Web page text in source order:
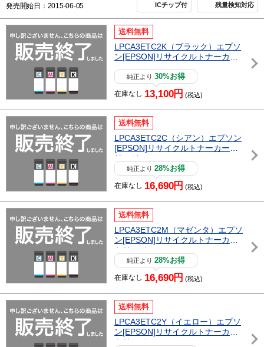
発売開始日：2015-06-05 ICチップ付 残量検知対応
送料無料
LPCA3ETC2K（ブラック）エプソ
ン[EPSON]リサイクルトナーカー
純正より30%お得
在庫なし 13,100円 (税込)
送料無料
LPCA3ETC2C（シアン）エプソン
[EPSON]リサイクルトナーカート
リッジ
純正より28%お得
在庫なし 16,690円 (税込)
送料無料
LPCA3ETC2M（マゼンタ）エプソ
ン[EPSON]リサイクルトナーカー
トリッジ
純正より28%お得
在庫なし 16,690円 (税込)
送料無料
LPCA3ETC2Y（イエロー）エプソ
ン[EPSON]リサイクルトナーカー
トリッジ